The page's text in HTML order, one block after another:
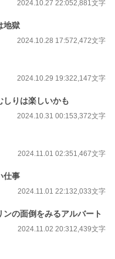
2024.10.27 22:052,881文字
獄
2024.10.28 17:572,472文字
2024.10.29 19:322,147文字
りは楽しいかも
2024.10.31 00:153,372文字
2024.11.01 02:351,467文字
事
2024.11.01 22:132,033文字
の面倒をみるアルバート
2024.11.02 20:312,439文字